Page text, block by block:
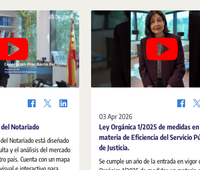
Notariado
Notariado está diseñado
y el análisis del mercado
país. Cuenta con un mapa
03 Apr 2026
Ley Orgánica 1/2025 de medidas en
materia de Eficiencia del Servicio
de Justicia.
Se cumple un año de la entrada en vigor